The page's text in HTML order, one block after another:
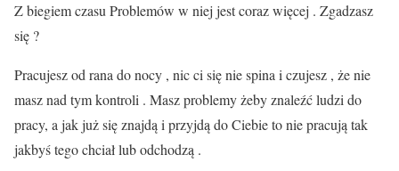
Z biegiem czasu Problemów w niej jest coraz więcej . Zgadzasz
się ?
Pracujesz od rana do nocy , nic ci się nie spina i czujesz , że nie
masz nad tym kontroli . Masz problemy żeby znaleźć ludzi do
pracy, a jak już się znajdą i przyjdą do Ciebie to nie pracują tak
jakbyś tego chciał lub odchodzą .